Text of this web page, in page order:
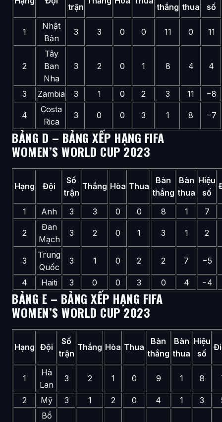
trận thắng thua số
1
Nhật
Bản
3 3 0 0 11 0 11
2
Tây
Ban
Nha
3 2 0 1 8 4 4
3 Zambia 3 1 0 2 3 11 −8
4
Costa
Rica
3 0 0 3 1 8 −7
BẢNG D – BẢNG XẾP HẠNG FIFA
WOMEN’S WORLD CUP 2023
Hạng Đội
Số
trận
Thắng Hòa Thua
Bàn
thắng
Bàn
thua
Hiệu
số
1 Anh 3 3 0 0 8 1 7
2
Đan
Mạch
3 2 0 1 3 1 2
3
Trung
Quốc
3 1 0 2 2 7 −5
4 Haiti 3 0 0 3 0 4 −4
BẢNG E – BẢNG XẾP HẠNG FIFA
WOMEN’S WORLD CUP 2023
Hạng Đội
Số
trận
Thắng Hòa Thua
Bàn
thắng
Bàn
thua
Hiệu
số
1
Hà
Lan
3 2 1 0 9 1 8
2 Mỹ 3 1 2 0 4 1 3
Bồ